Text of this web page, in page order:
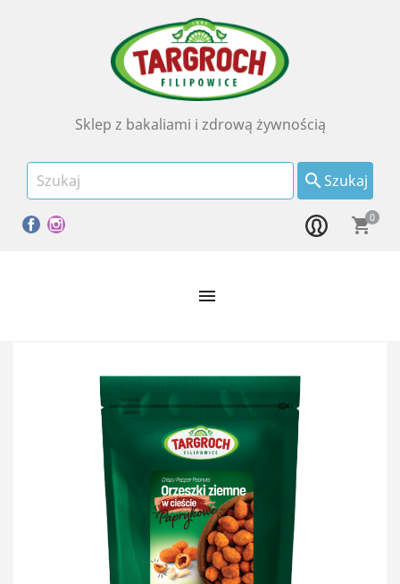
Szukaj
Sklep z bakaliami i zdrową żywnością
Facebook shopping_cart0
